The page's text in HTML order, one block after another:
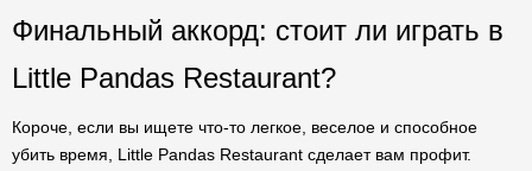
Финальный аккорд: стоит ли играть в
Little Pandas Restaurant?
Короче, если вы ищете что-то легкое, веселое и способное
убить время, Little Pandas Restaurant сделает вам профит.